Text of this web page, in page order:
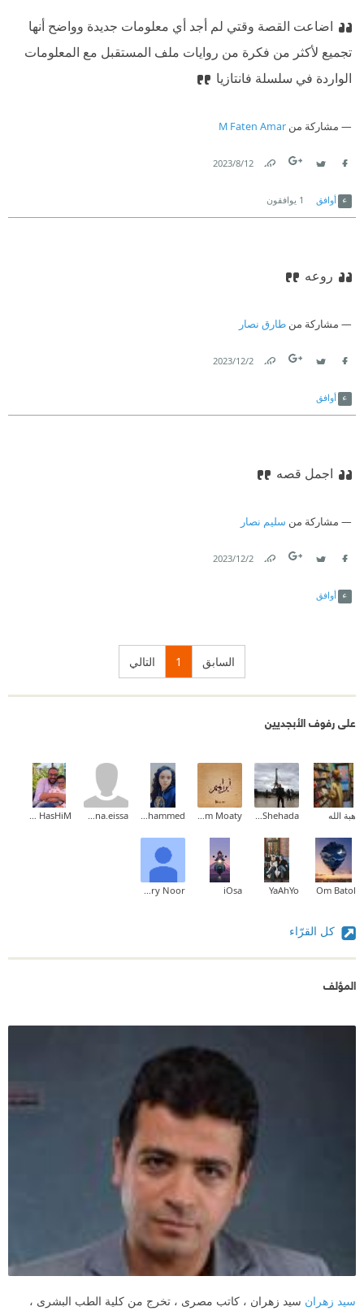
اضاعت القصة وقتي لم أجد أي معلومات جديدة وواضح أنها
تجميع لأكثر من فكرة من روايات ملف المستقبل مع المعلومات
الواردة في سلسلة فانتازيا
مشاركة من M Faten Amar
12‏/8‏/2023
أوافق 1 يوافقون
روعه
مشاركة من طارق نصار
2‏/12‏/2023
أوافق
اجمل قصه
مشاركة من سليم نصار
2‏/12‏/2023
أوافق
السابق 1 التالي
على رفوف الأبجديين
هبة الله Ashraf Shehada
Ibrahim Moaty
Fatma Muhammed
menna.eissa
HaliM HasHiM
Om Batol
YaAhYo
iOsa
Shery Noor
كل القرّاء
المؤلف
سيد زهران سيد زهران ، كاتب مصرى ، تخرج من كلية الطب البشرى ،